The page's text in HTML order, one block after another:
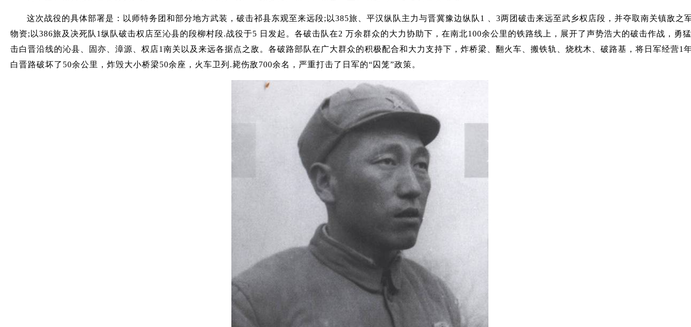
这次战役的具体部署是：以师特务团和部分地方武装，破击祁县东观至来远段;以385旅、平汉纵队主力与晋冀豫边纵队1 、3两团破击来远至武乡权店段，并夺取南关镇敌之
物资;以386旅及决死队1纵队破击权店至沁县的段柳村段.战役于5 日发起。各破击队在2 万余群众的大力协助下，在南北100余公里的铁路线上，展开了声势浩大的破击作战，勇
击白晋沿线的沁县、固亦、漳源、权店1南关以及来远各据点之敌。各破路部队在广大群众的积极配合和大力支持下，炸桥梁、翻火车、搬铁轨、烧枕木、破路基，将日军经营1
白晋路破坏了50余公里，炸毁大小桥梁50余座，火车卫列.毙伤敌700余名，严重打击了日军的“囚笼”政策。